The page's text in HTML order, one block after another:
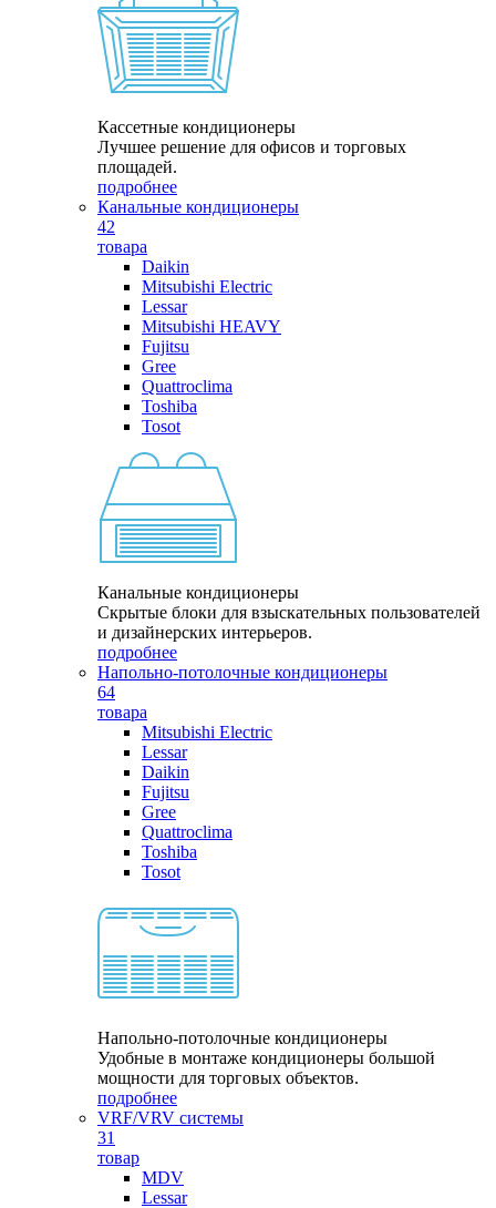
Кассетные кондиционеры
Лучшее решение для офисов и торговых
площадей.
подробнее
Канальные кондиционеры
42
товара
Daikin
Mitsubishi Electric
Lessar
Mitsubishi HEAVY
Fujitsu
Gree
Quattroclima
Toshiba
Tosot
Канальные кондиционеры
Скрытые блоки для взыскательных пользователей
и дизайнерских интерьеров.
подробнее
Напольно-потолочные кондиционеры
64
товара
Mitsubishi Electric
Lessar
Daikin
Fujitsu
Gree
Quattroclima
Toshiba
Tosot
Напольно-потолочные кондиционеры
Удобные в монтаже кондиционеры большой
мощности для торговых объектов.
подробнее
VRF/VRV системы
31
товар
MDV
Lessar